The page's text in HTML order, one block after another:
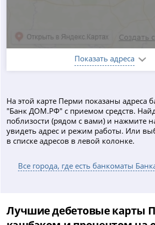
Показать адреса
На этой карте Перми показаны адреса
"Банк ДОМ.РФ" с приемом средств.
поблизости (рядом с вами) и нажмите
увидеть адрес и режим работы. Или
в списке адресов в левой колонке.
Все города, где есть банкоматы
Лучшие дебетовые карты